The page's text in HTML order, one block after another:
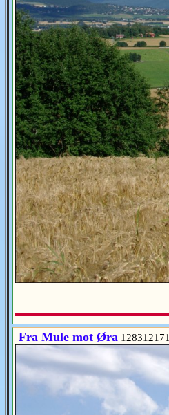
Fra Mule mot Øra